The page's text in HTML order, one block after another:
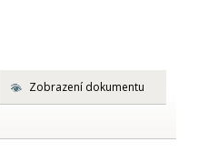
Zobrazení dokumentu